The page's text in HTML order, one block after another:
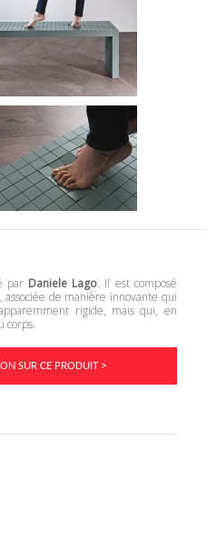
par Daniele Lago. Il est composé
, associée de manière innovante qui
rigide, mais qui, en
corps.
SUR CE PRODUIT >